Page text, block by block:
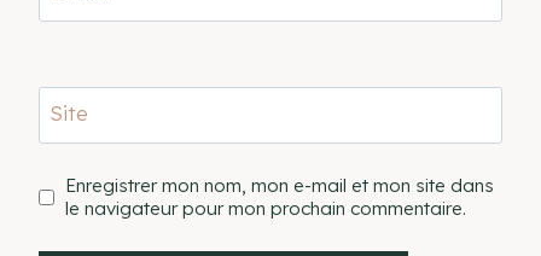
Site
Enregistrer mon nom, mon e-mail et mon site dans
le navigateur pour mon prochain commentaire.